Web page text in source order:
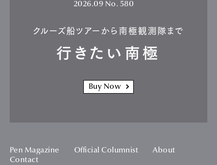
2026.09 No. 580
クルーズ船ツアーから南極観測隊まで
行きたい南極
Buy Now
Pen Magazine Official Columnist
About
Contact